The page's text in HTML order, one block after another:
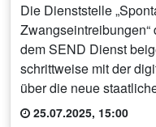
Die Dienststelle
dem SEND Dienst
schrittweise mit der
über die neue
25.07.2025, 15:00